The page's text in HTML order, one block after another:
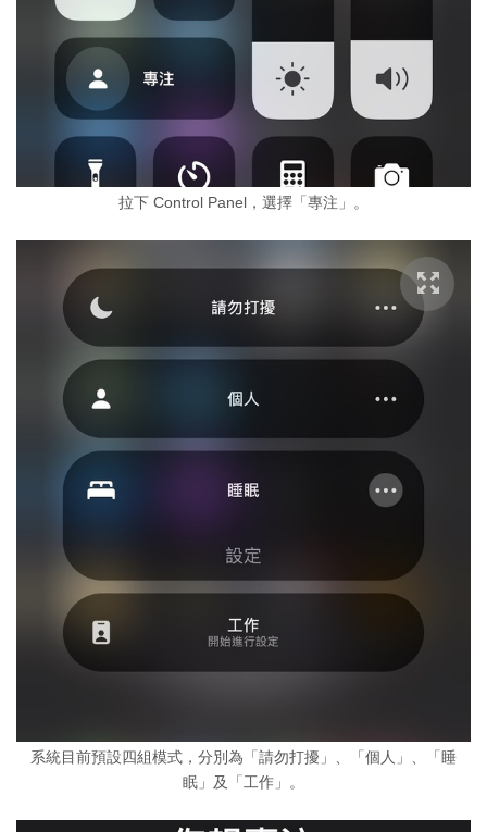
拉下 Control Panel，選擇「專注」。
系統目前預設四組模式，分別為「請勿打擾」、「個人」、「睡
眠」及「工作」。